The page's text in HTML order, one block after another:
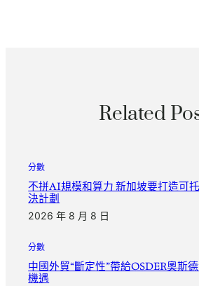
Related
分數
不拼AI規模和算力 新加坡要打造可
決計劃
2026 年 8 月 8 日
分數
中國外貿“斷定性”帶給OSDER奧斯
機遇